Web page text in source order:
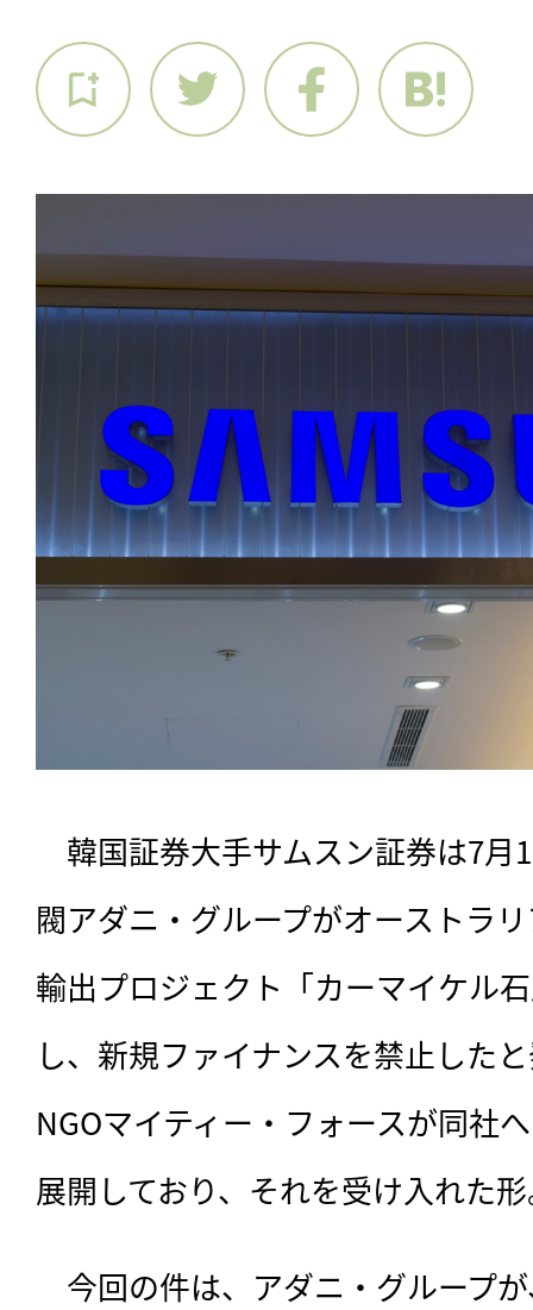
韓国証券大手サムスン証券は7月
閥アダニ・グループがオーストラ
輸出プロジェクト「カーマイケル
し、新規ファイナンスを禁止した
NGOマイティー・フォースが同社
展開しており、それを受け入れた
今回の件は、 アダニ・グループ